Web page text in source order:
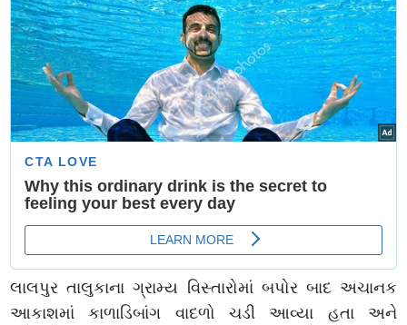
લાલપુર તાલુકાના ગ્રામ્ય વિસ્તારોમાં બપોર બાદ અચાનક
આકાશમાં કાળાડિબાંગ વાદળો ચડી આવ્યા હતા અને